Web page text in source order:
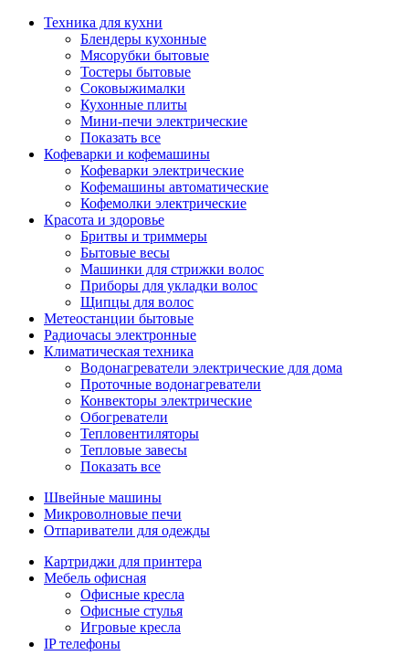
Техника для кухни
Блендеры кухонные
Мясорубки бытовые
Тостеры бытовые
Соковыжималки
Кухонные плиты
Мини-печи электрические
Показать все
Кофеварки и кофемашины
Кофеварки электрические
Кофемашины автоматические
Кофемолки электрические
Красота и здоровье
Бритвы и триммеры
Бытовые весы
Машинки для стрижки волос
Приборы для укладки волос
Щипцы для волос
Метеостанции бытовые
Радиочасы электронные
Климатическая техника
Водонагреватели электрические для дома
Проточные водонагреватели
Конвекторы электрические
Обогреватели
Тепловентиляторы
Тепловые завесы
Показать все
Швейные машины
Микроволновые печи
Отпариватели для одежды
Картриджи для принтера
Мебель офисная
Офисные кресла
Офисные стулья
Игровые кресла
IP телефоны